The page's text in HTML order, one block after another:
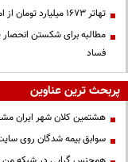
تهاتر ۱۶۷۳ میلیارد تومان از اموال شرکت‌های تراستی
مطالبه برای شکستن انحصار
فساد
پربحث ترین عناوین
هشتمین کلان شهر ایران
سوابق بیمه شدگان روی